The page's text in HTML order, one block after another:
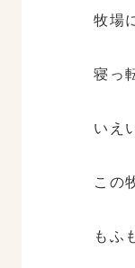
牧場
寝っ
いえ
この
もふ